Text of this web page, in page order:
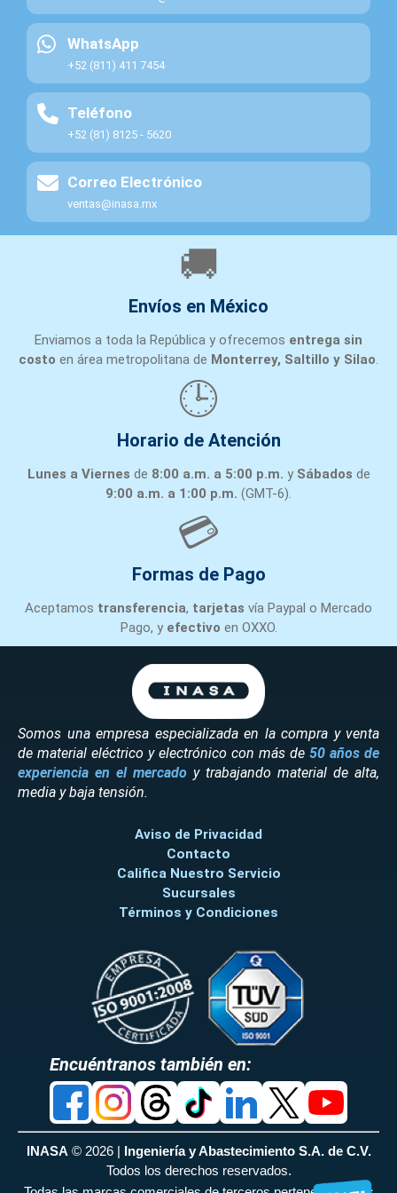
WhatsApp
+52 (811) 411 7454
Teléfono
+52 (81) 8125 - 5620
Correo Electrónico
ventas@inasa.mx
🚚
Envíos en México
Enviamos a toda la República y ofrecemos entrega sin
costo en área metropolitana de Monterrey, Saltillo y Silao
🕒
Horario de Atención
Lunes a Viernes de 8:00 a.m. a 5:00 p.m. y Sábados de
9:00 a.m. a 1:00 p.m. (GMT-6).
💳
Formas de Pago
Aceptamos transferencia, tarjetas vía Paypal o Mercado
Pago, y efectivo en OXXO.
Somos una empresa especializada en la compra y venta
de material eléctrico y electrónico con más de 50 años de
experiencia en el mercado y trabajando material de alta,
media y baja tensión.
Aviso de Privacidad
Contacto
Califica Nuestro Servicio
Sucursales
Términos y Condiciones
Encuéntranos también en:
INASA © 2026 | Ingeniería y Abastecimiento S.A. de C.V.
Todos los derechos reservados.